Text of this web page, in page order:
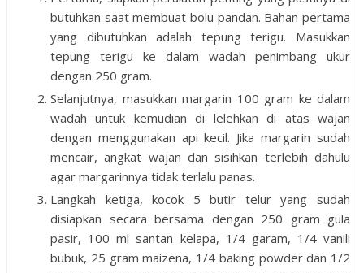
butuhkan saat membuat bolu pandan. Bahan pertama
yang dibutuhkan adalah tepung terigu. Masukkan
tepung terigu ke dalam wadah penimbang ukur
dengan 250 gram.
Selanjutnya, masukkan margarin 100 gram ke dalam
wadah untuk kemudian di lelehkan di atas wajan
dengan menggunakan api kecil. Jika margarin sudah
mencair, angkat wajan dan sisihkan terlebih dahulu
agar margarinnya tidak terlalu panas.
Langkah ketiga, kocok 5 butir telur yang sudah
disiapkan secara bersama dengan 250 gram gula
pasir, 100 ml santan kelapa, 1/4 garam, 1/4 vanili
bubuk, 25 gram maizena, 1/4 baking powder dan 1/2